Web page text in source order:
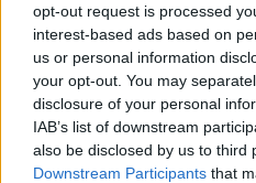
opt-out request is processed
interest-based ads based on
us or personal information
your opt-out. You may
disclosure of your personal
IAB’s list of downstream
also be disclosed by us to third
Downstream Participants that
ΠΡΟΣΘΕΣΤΕ ΤΟ